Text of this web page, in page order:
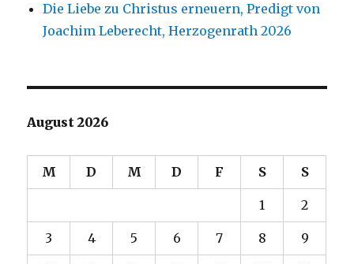
Die Liebe zu Christus erneuern, Predigt von
Joachim Leberecht, Herzogenrath 2026
August 2026
M D M D F S S
1 2
3 4 5 6 7 8 9